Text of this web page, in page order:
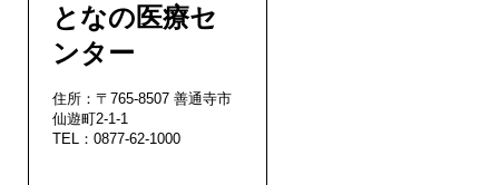
となの医療セ
ンター
住所：〒765-8507 善通寺市
仙遊町2-1-1
TEL：0877-62-1000